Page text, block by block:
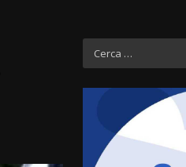
Ricerca
per: